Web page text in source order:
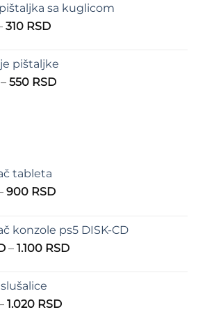
sa kuglicom
310 RSDRaspon
210 RSD
do
pištaljke
– 550 RSDRaspon
tableta
900 RSDRaspon
555 RSD
do
konzole ps5 DISK-CD
– 1.100 RSDRaspon
1.020 RSDRaspon